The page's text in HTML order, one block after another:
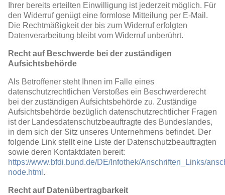
Ihrer bereits erteilten Einwilligung ist jederzeit möglich. Für
den Widerruf genügt eine formlose Mitteilung per E-Mail.
Die Rechtmäßigkeit der bis zum Widerruf erfolgten
Datenverarbeitung bleibt vom Widerruf unberührt.
Recht auf Beschwerde bei der zuständigen
Aufsichtsbehörde
Als Betroffener steht Ihnen im Falle eines
datenschutzrechtlichen Verstoßes ein Beschwerderecht
bei der zuständigen Aufsichtsbehörde zu. Zuständige
Aufsichtsbehörde bezüglich datenschutzrechtlicher Fragen
ist der Landesdatenschutzbeauftragte des Bundeslandes,
in dem sich der Sitz unseres Unternehmens befindet. Der
folgende Link stellt eine Liste der Datenschutzbeauftragten
sowie deren Kontaktdaten bereit:
https://www.bfdi.bund.de/DE/Infothek/Anschriften_Links/
node.html .
Recht auf Datenübertragbarkeit